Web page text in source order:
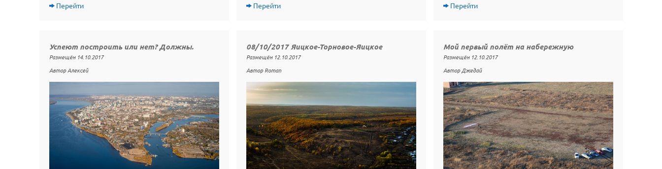
Перейти Перейти Перейти
Успеют построить или нет? Должны.
Размещён 14.10.2017
Автор Алексей
08/10/2017 Яицкое-Торновое-Яицкое
Размещён 12.10.2017
Автор Roman
Мой первый полёт на набережную
Размещён 12.10.2017
Автор Джедай